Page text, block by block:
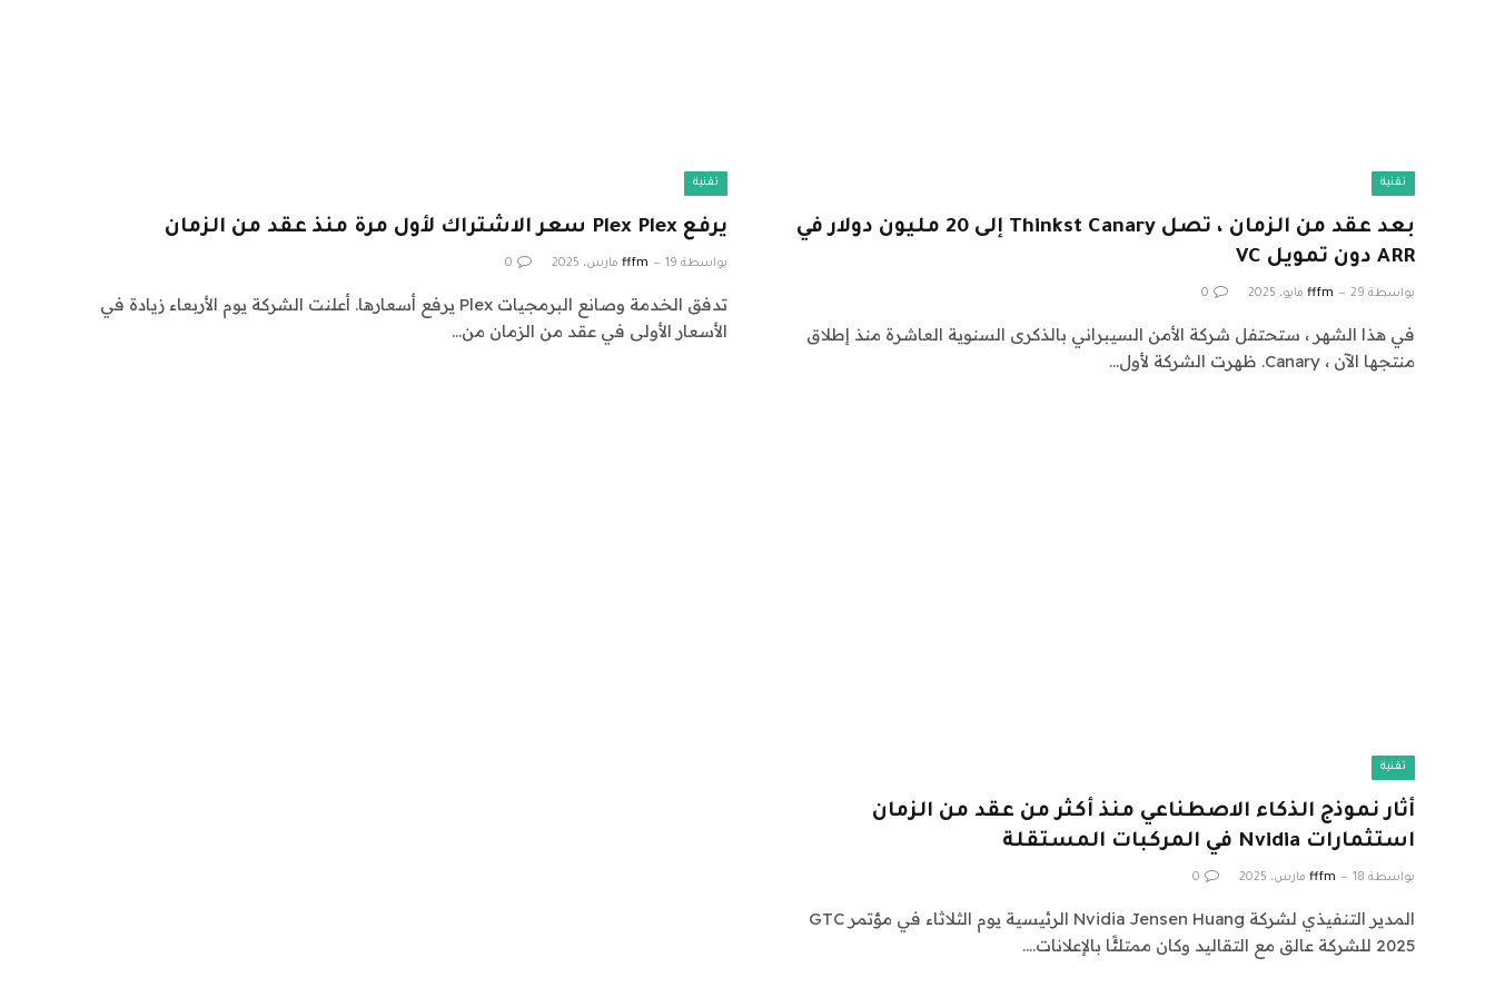
تقنية
بعد عقد من الزمان ، تصل Thinkst Canary إلى 20 مليون دولار في
ARR دون تمويل VC
بواسطة fffm 29 مايو، 2025 0
في هذا الشهر ، ستحتفل شركة الأمن السيبراني بالذكرى السنوية العاشرة منذ إطلاق
منتجها الآن ، Canary. ظهرت الشركة لأول…
تقنية
يرفع Plex Plex سعر الاشتراك لأول مرة منذ عقد من الزمان
بواسطة fffm 19 مارس، 2025 0
تدفق الخدمة وصانع البرمجيات Plex يرفع أسعارها. أعلنت الشركة يوم الأربعاء زيادة في
الأسعار الأولى في عقد من الزمان من…
تقنية
أثار نموذج الذكاء الاصطناعي منذ أكثر من عقد من الزمان
استثمارات Nvidia في المركبات المستقلة
بواسطة fffm 18 مارس، 2025 0
المدير التنفيذي لشركة Nvidia Jensen Huang الرئيسية يوم الثلاثاء في مؤتمر GTC
2025 للشركة عالق مع التقاليد وكان ممتلئًا بالإعلانات.…